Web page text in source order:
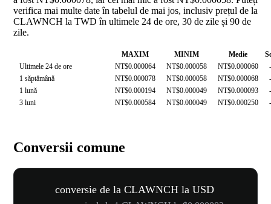
verifica mai multe date în tabelul de mai jos, inclusiv prețul de la
CLAWNCH la TWD în ultimele 24 de ore, 30 de zile și 90 de
zile.
MAXIM MINIM Medie
Ultimele 24 de ore
NT$0.000064 NT$0.000058 NT$0.000060
1 săptămână
NT$0.000078 NT$0.000058 NT$0.000068
1 lună
NT$0.000194 NT$0.000049 NT$0.000093
3 luni
NT$0.000584 NT$0.000049 NT$0.000250
Conversii comune
conversie de la CLAWNCH la USD